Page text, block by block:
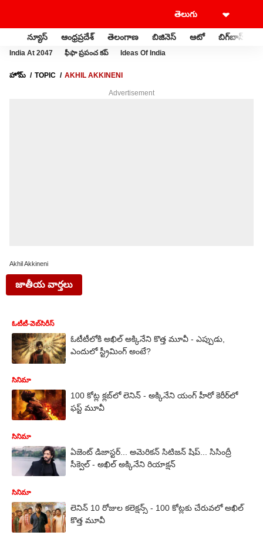
న్యూస్ ఆంధ్రప్రదేశ్ తెలంగాణ బిజినెస్ ఆటో బిగ్‌బాస్
India At 2047 ఫీఫా ప్రపంచ కప్ Ideas Of India
హోమ్ TOPIC AKHIL AKKINENI
Advertisement
Akhil Akkineni
జాతీయ వార్తలు
ఓటీటీ-వెబ్‌సిరీస్‌
ఓటీటీలోకి అఖిల్ అక్కినేని కొత్త మూవీ - ఎప్పుడు,
ఎందులో స్ట్రీమింగ్ అంటే?
సినిమా
100 కోట్ల క్లబ్‌లో లెనిన్ - అక్కినేని యంగ్ హీరో కెరీర్‌లో
ఫస్ట్ మూవీ
సినిమా
ఏజెంట్ డిజాస్టర్... అమెరికన్ సిటిజన్ షిప్... సిసింద్రీ
సీక్వెల్ - అఖిల్ అక్కినేని రియాక్షన్
సినిమా
లెనిన్ 10 రోజుల కలెక్షన్స్ - 100 కోట్లకు చేరువలో అఖిల్
కొత్త మూవీ